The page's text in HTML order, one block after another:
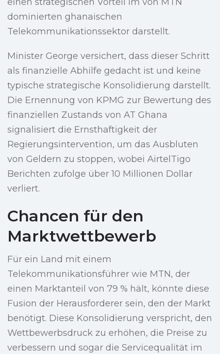
dominierten ghanaischen
Telekommunikationssektor darstellt.
Minister George versichert, dass dieser Schritt
als finanzielle Abhilfe gedacht ist und keine
typische strategische Konsolidierung darstellt.
Die Ernennung von KPMG zur Bewertung des
finanziellen Zustands von AT Ghana
signalisiert die Ernsthaftigkeit der
Regierungsintervention, um das Ausbluten
von Geldern zu stoppen, wobei AirtelTigo
Berichten zufolge über 10 Millionen Dollar
verliert.
Chancen für den
Marktwettbewerb
Für ein Land mit einem
Telekommunikationsführer wie MTN, der
einen Marktanteil von 79 % hält, könnte diese
Fusion der Herausforderer sein, den der Markt
benötigt. Diese Konsolidierung verspricht, den
Wettbewerbsdruck zu erhöhen, die Preise zu
verbessern und sogar die Servicequalität im